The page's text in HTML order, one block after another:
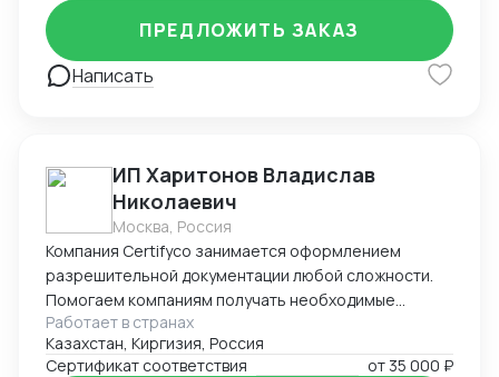
Написать
ПРЕДЛОЖИТЬ ЗАКАЗ
ИП Харитонов Владислав
Николаевич
Москва, Россия
Компания Certifyco занимается оформлением
разрешительной документации любой сложности.
Помогаем компаниям получать необходимые
документы для импорта, экспорта, реализации
продукции. Решаем самые сложные задачи.
Работает в странах
Казахстан, Киргизия, Россия
Сертификат соответствия
от 35 000 ₽